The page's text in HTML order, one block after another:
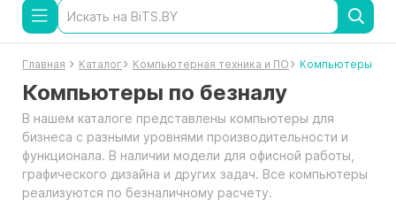
Главная Каталог Компьютерная техника и ПО Компьютеры
Компьютеры по безналу
В нашем каталоге представлены компьютеры для
бизнеса с разными уровнями производительности и
функционала. В наличии модели для офисной работы,
графического дизайна и других задач. Все компьютеры
реализуются по безналичному расчету.